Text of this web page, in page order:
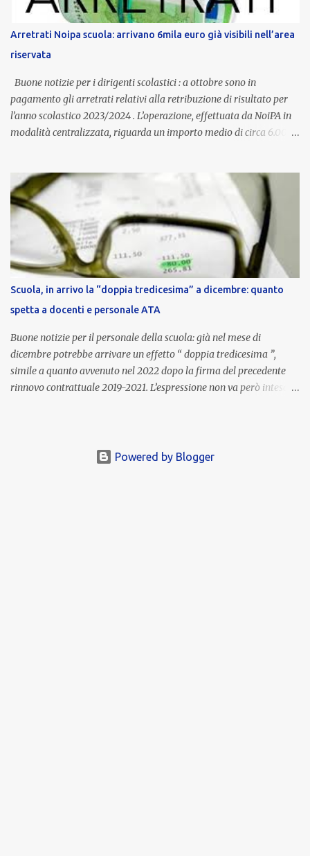
Provincia autonoma di Bolzano, che integra in maniera stabile lo
stipendio nazionale grazie alle prerogative garantite
dall’autonomia locale. Non è un bonus temporaneo né un
compenso accessorio, ma una voce strutturale di retribuzione,
aggiornata periodicamente in base al cost...
Arretrati Noipa scuola: arrivano 6mila euro già visibili nell’area
riservata
Buone notizie per i dirigenti scolastici : a ottobre sono in
pagamento gli arretrati relativi alla retribuzione di risultato per
l’anno scolastico 2023/2024 . L’operazione, effettuata da NoiPA in
modalità centralizzata, riguarda un importo medio di circa 6.000
ordinaria di ottobre . Cos’è la retribuzione di risultato La
retribuzione di risultato rappresenta la parte variabile dello
stipendio dei dirigenti scolastici. Viene corrisposta per valorizzare
la qualità dell’attività svolta, la gestione delle risorse e il
raggiungimento degli obiettivi fissati dal Ministero dell’Istruzione
e del Merito (MIM) . Per l’anno scolastico 2023/2024, il MIM ha
completato la procedura di valutazione e trasmesso i dati a NoiPA,
che ha poi disposto la liquidazione automatica in busta paga . Gli
importi e le trattenute L’importo medio lordo riconosciuto è di 6....
Scuola, in arrivo la “doppia tredicesima” a dicembre: quanto
spetta a docenti e personale ATA
Buone notizie per il personale della scuola: già nel mese di
dicembre potrebbe arrivare un effetto “ doppia tredicesima ”,
simile a quanto avvenuto nel 2022 dopo la firma del precedente
rinnovo contrattuale 2019-2021. L’espressione non va però intesa in
un’integrazione straordinaria che, pur non raggiungendo l’importo
Powered by Blogger